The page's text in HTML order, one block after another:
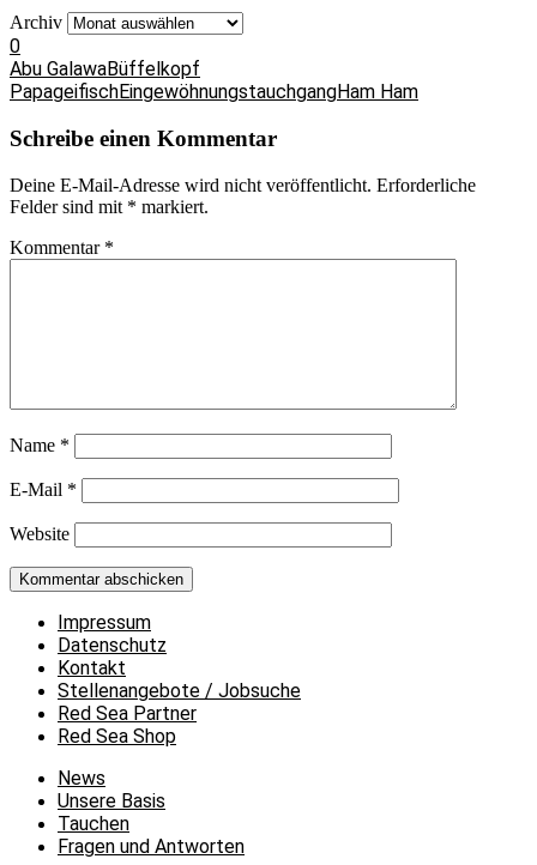
Archiv
0
Abu GalawaBüffelkopf
PapageifischEingewöhnungstauchgangHam Ham
Schreibe einen Kommentar
Deine E-Mail-Adresse wird nicht veröffentlicht. Erforderliche
Felder sind mit * markiert.
Kommentar *
Name *
E-Mail *
Website
Impressum
Datenschutz
Kontakt
Stellenangebote / Jobsuche
Red Sea Partner
Red Sea Shop
News
Unsere Basis
Tauchen
Fragen und Antworten